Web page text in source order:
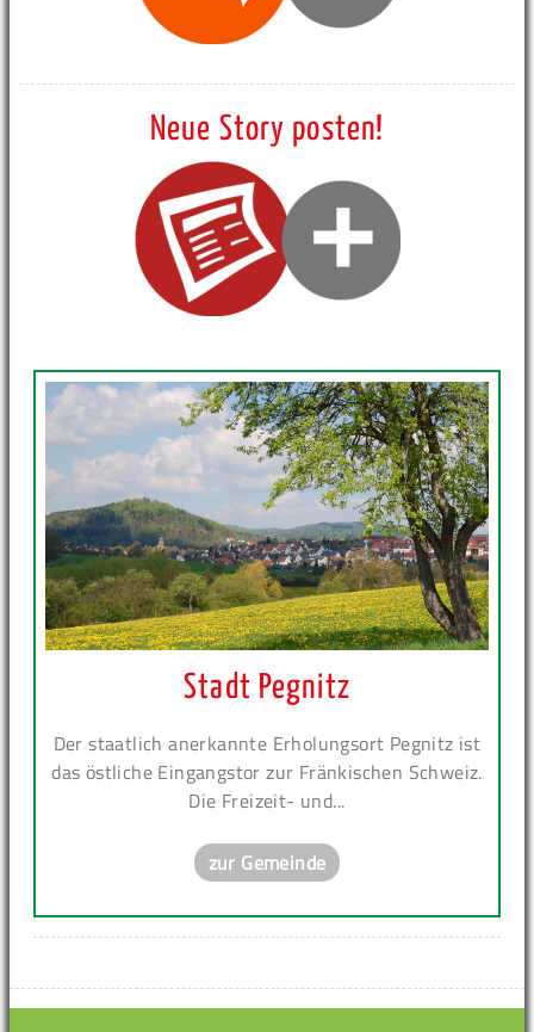
Neue Story posten!
Stadt Pegnitz
Der staatlich anerkannte Erholungsort Pegnitz ist
das östliche Eingangstor zur Fränkischen Schweiz.
Die Freizeit- und...
zur Gemeinde